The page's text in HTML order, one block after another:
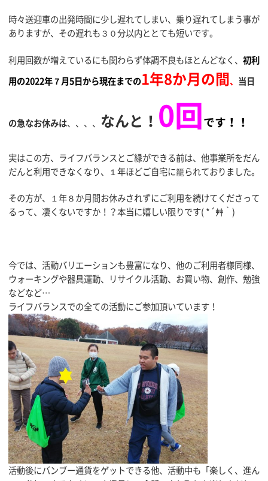
時々送迎車の出発時間に少し遅れてしまい、乗り遅れてしまう事が
ありますが、その遅れも３０分以内ととても短いです。
利用回数が増えているにも関わらず体調不良もほとんどなく、 初利
用の2022年７月5日から現在までの1年8か月の間、 当日
の急なお休みは、、、、 なんと！ 0回です！！
実はこの方、ライフバランスとご縁ができる前は、他事業所をだん
だんと利用できなくなり、１年ほどご自宅に籠られておりました。
その方が、１年８か月間お休みされずにご利用を続けてくださって
るって、凄くないですか！？本当に嬉しい限りです( *´艸｀)
今では、活動バリエーションも豊富になり、他のご利用者様同様、
ウォーキングや器具運動、リサイクル活動、お買い物、創作、勉強
などなど…
ライフバランスでの全ての活動にご参加頂いています！
活動後にバンブー通貨をゲットできる他、活動中も「楽しく、進ん